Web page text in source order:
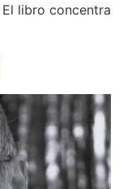
libro concentra